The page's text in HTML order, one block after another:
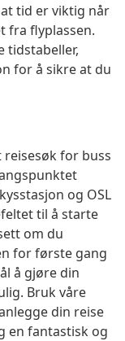
tid er viktig når
fra flyplassen.
tidstabeller,
for å sikre at du
for buss
og OSL
til å starte
om du
for første gang
å gjøre din
Bruk våre
din reise
en fantastisk og